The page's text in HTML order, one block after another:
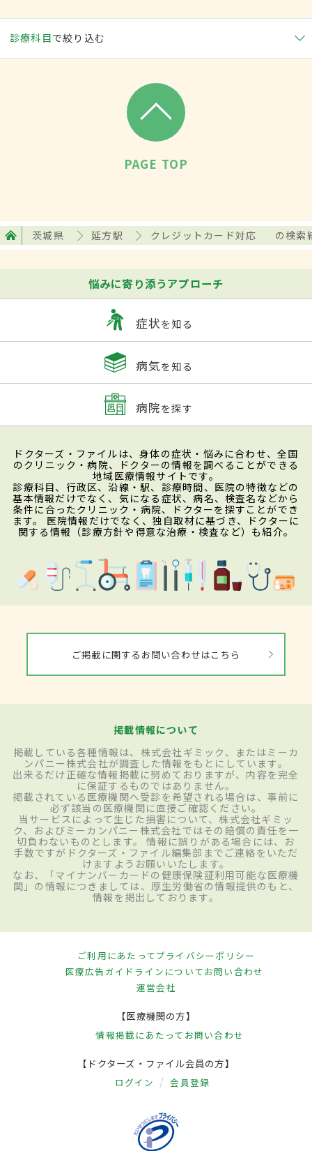
診療科目で絞り込む
PAGE TOP
茨城県 延方駅 クレジットカード対応 の検索
悩みに寄り添うアプローチ
症状を知る
病気を知る
病院を探す
ドクターズ・ファイルは、身体の症状・悩みに合わせ、全国
のクリニック・病院、ドクターの情報を調べることができる
地域医療情報サイトです。
診療科目、行政区、沿線・駅、診療時間、医院の特徴などの
基本情報だけでなく、気になる症状、病名、検査名などから
条件に合ったクリニック・病院、ドクターを探すことができ
ます。 医院情報だけでなく、独自取材に基づき、ドクターに
関する情報（診療方針や得意な治療・検査など）も紹介。
ご掲載に関するお問い合わせはこちら
掲載情報について
掲載している各種情報は、株式会社ギミック、またはミーカ
ンパニー株式会社が調査した情報をもとにしています。
出来るだけ正確な情報掲載に努めておりますが、内容を完全
に保証するものではありません。
掲載されている医療機関へ受診を希望される場合は、事前に
必ず該当の医療機関に直接ご確認ください。
当サービスによって生じた損害について、株式会社ギミッ
ク、およびミーカンパニー株式会社ではその賠償の責任を一
切負わないものとします。 情報に誤りがある場合には、お
手数ですがドクターズ・ファイル編集部までご連絡をいただ
けますようお願いいたします。
なお、「マイナンバーカードの健康保険証利用可能な医療機
関」の情報につきましては、厚生労働省の情報提供のもと、
情報を掲出しております。
ご利用にあたってプライバシーポリシー
医療広告ガイドラインについてお問い合わせ
運営会社
【医療機関の方】
情報掲載にあたって お問い合わせ
【ドクターズ・ファイル会員の方】
ログイン 会員登録